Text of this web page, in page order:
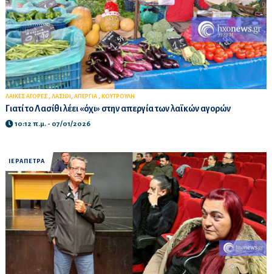
ΛΑΙΚΕΣ ΑΓΟΡΕΣ , ΛΑΣΙΘΙ , ΑΠΕΡΓΙΑ , ΚΟΥΤΡΟΥΛΗ
Γιατί το Λασίθι λέει «όχι» στην απεργία των λαϊκών αγορών
10:12 π.μ. - 07/01/2026
ΙΕΡΑΠΕΤΡΑ